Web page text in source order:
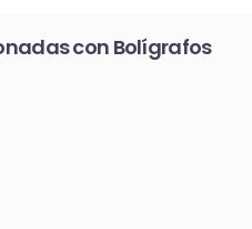
con Bolígrafos